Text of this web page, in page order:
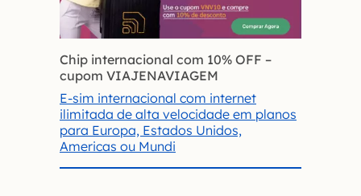
Chip internacional com 10% OFF –
cupom VIAJENAVIAGEM
E-sim internacional com internet
ilimitada de alta velocidade em planos
para Europa, Estados Unidos,
Americas ou Mundi